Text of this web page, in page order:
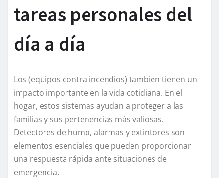
tareas personales del
día a día
Los (equipos contra incendios) también tienen un
impacto importante en la vida cotidiana. En el
hogar, estos sistemas ayudan a proteger a las
familias y sus pertenencias más valiosas.
Detectores de humo, alarmas y extintores son
elementos esenciales que pueden proporcionar
una respuesta rápida ante situaciones de
emergencia.